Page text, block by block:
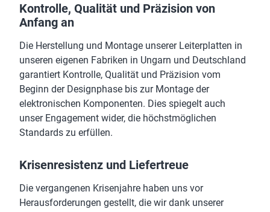
Kontrolle, Qualität und Präzision von
Anfang an
Die Herstellung und Montage unserer Leiterplatten in
unseren eigenen Fabriken in Ungarn und Deutschland
garantiert Kontrolle, Qualität und Präzision vom
Beginn der Designphase bis zur Montage der
elektronischen Komponenten. Dies spiegelt auch
unser Engagement wider, die höchstmöglichen
Standards zu erfüllen.
Krisenresistenz und Liefertreue
Die vergangenen Krisenjahre haben uns vor
Herausforderungen gestellt, die wir dank unserer